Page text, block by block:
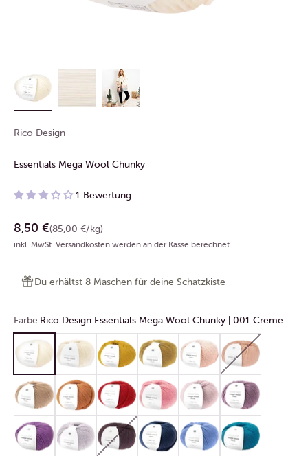
Rico Design
Essentials Mega Wool Chunky
1 Bewertung
Angebot
8,50 €(85,00 €/kg)
inkl. MwSt. Versandkosten werden an der Kasse berechnet
Du erhältst 8 Maschen für deine Schatzkiste
Farbe:Rico Design Essentials Mega Wool Chunky | 001 Creme
Rico Design Essentials Mega Wool Chunky | 001 Creme
Rico Design Essentials Mega Wool Chunky | 020
Rico Design Essentials Mega Wool Chunky |
Rico Design Essentials Mega Wool
Rico Design Essentials
Rico Design
Rico Design Essentials Mega Wool Chunky | 022 Altrosa
Rico Design Essentials Mega Wool Chunky | 005 Orange
Rico Design Essentials Mega Wool Chunky |
Rico Design Essentials Mega Wool
Rico Design Essentials
Rico Design
Rico Design Essentials Mega Wool Chunky | 031 Lila
Rico Design Essentials Mega Wool Chunky | 023 Lavendel
Rico Design Essentials Mega Wool Chunky |
Rico Design Essentials Mega Wool
Rico Design Essentials
Rico Design